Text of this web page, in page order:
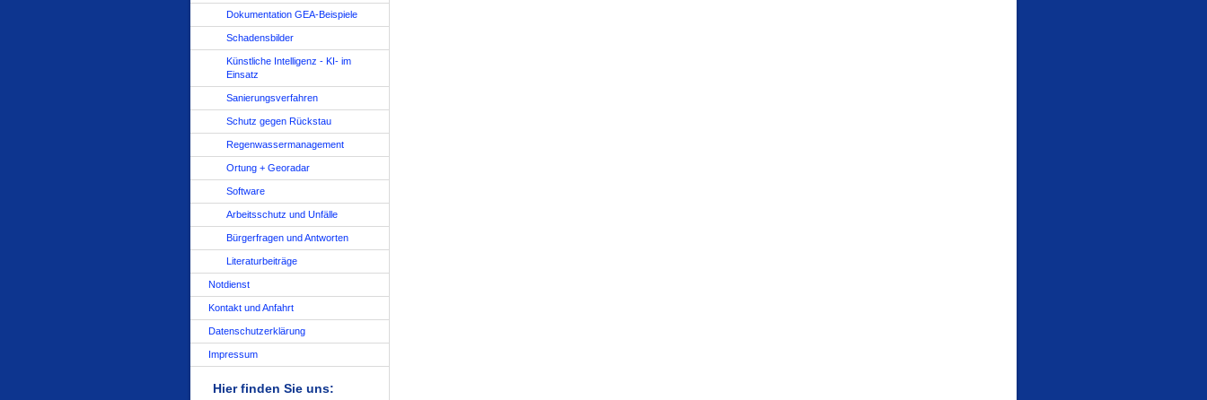
Dokumentation GEA-Beispiele
Schadensbilder
Künstliche Intelligenz - KI- im
Einsatz
Sanierungsverfahren
Schutz gegen Rückstau
Regenwassermanagement
Ortung + Georadar
Software
Arbeitsschutz und Unfälle
Bürgerfragen und Antworten
Literaturbeiträge
Notdienst
Kontakt und Anfahrt
Datenschutzerklärung
Impressum
Hier finden Sie uns: